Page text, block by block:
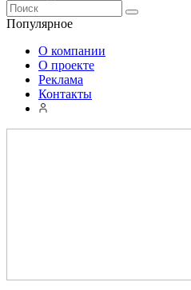
Популярное
О компании
О проекте
Реклама
Контакты